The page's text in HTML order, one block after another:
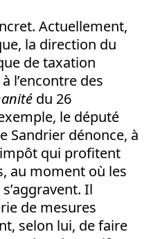
Actuellement,
la direction du
de taxation
l’encontre des
du 26
le député
Sandrier dénonce, à
qui profitent
au moment où les
Il
de mesures
selon lui, de faire